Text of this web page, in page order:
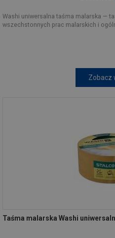
Washi uniwersalna taśma malarska —
wszechstonnych prac malarskich i
Zobacz
Taśma malarska Washi